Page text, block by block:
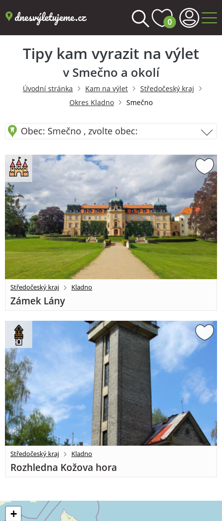
0
Tipy kam vyrazit na výlet
v Smečno a okolí
Úvodní stránka Kam na výlet
Středočeský kraj
Okres Kladno
Smečno
Obec: Smečno , zvolte obec:
Středočeský kraj Kladno
Zámek Lány
Středočeský kraj Kladno
Rozhledna Kožova hora
+